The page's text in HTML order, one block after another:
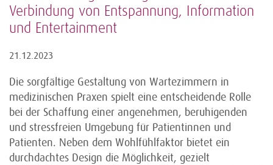
Verbindung von Entspannung, Information
und Entertainment
21.12.2023
Die sorgfältige Gestaltung von Wartezimmern in
medizinischen Praxen spielt eine entscheidende Rolle
bei der Schaffung einer angenehmen, beruhigenden
und stressfreien Umgebung für Patientinnen und
Patienten. Neben dem Wohlfühlfaktor bietet ein
durchdachtes Design die Möglichkeit, gezielt